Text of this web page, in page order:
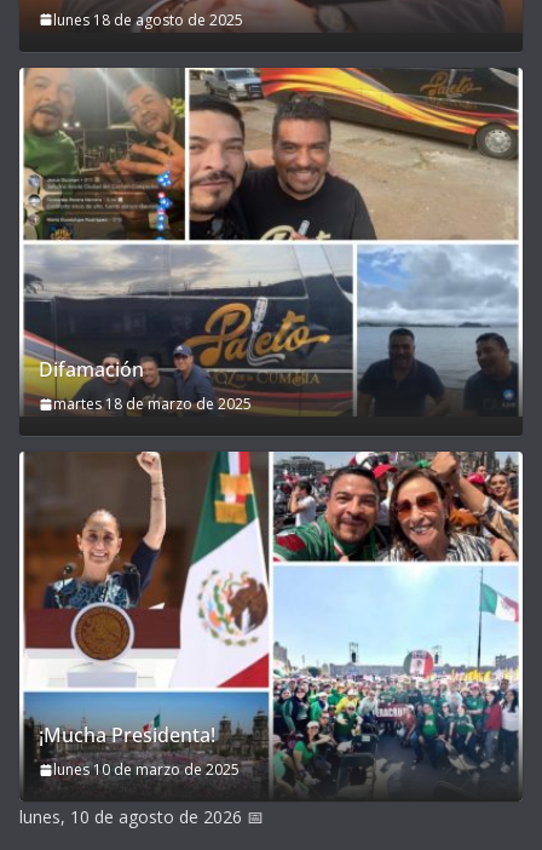
lunes 18 de agosto de 2025
Difamación
martes 18 de marzo de 2025
¡Mucha Presidenta!
lunes 10 de marzo de 2025
lunes, 10 de agosto de 2026 📅